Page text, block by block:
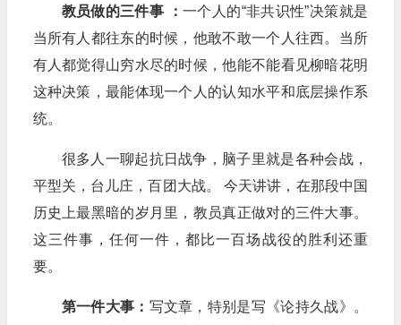
教员做的三件事 ：一个人的“非共识性”决策就是
当所有人都往东的时候，他敢不敢一个人往西。当所
有人都觉得山穷水尽的时候，他能不能看见柳暗花明
这种决策，最能体现一个人的认知水平和底层操作系
统。
很多人一聊起抗日战争，脑子里就是各种会战，
平型关，台儿庄，百团大战。 今天讲讲，在那段中国
历史上最黑暗的岁月里，教员真正做对的三件大事。
这三件事，任何一件，都比一百场战役的胜利还重
要。
第一件大事： 写文章，特别是写《论持久战》。